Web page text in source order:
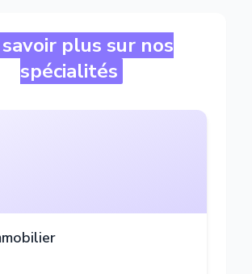
savoir plus sur nos
spécialités